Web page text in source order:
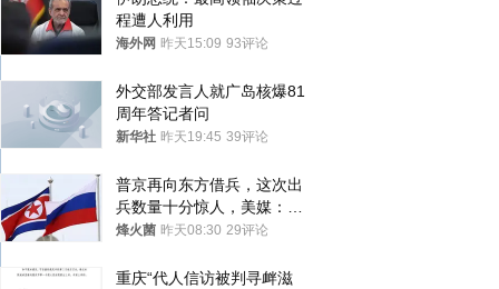
程遭人利用
海外网 昨天15:09 93评论
外交部发言人就广岛核爆81
周年答记者问
新华社 昨天19:45 39评论
普京再向东方借兵，这次出
兵数量十分惊人，美媒：俄
朝要动真格？
烽火菌 昨天08:30 29评论
重庆“代人信访被判寻衅滋